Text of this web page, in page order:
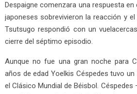
Despaigne comenzara una respuesta
japoneses sobrevivieron la reacción y
Tsutsugo respondió con un
cierre del séptimo episodio.
Aunque no fue una gran noche para
años de edad Yoelkis Céspedes tuvo
el Clásico Mundial de Béisbol. Céspedes